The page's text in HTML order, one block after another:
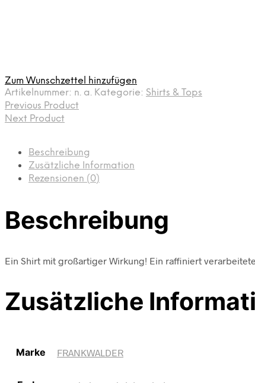
Zum Wunschzettel hinzufügen
Artikelnummer: n. a. Kategorie: Shirts & Tops
Previous Product
Next Product
Beschreibung
Zusätzliche Information
Rezensionen (0)
Beschreibung
Ein Shirt mit großartiger Wirkung! Ein raffiniert
Zusätzliche
Marke FRANKWALDER